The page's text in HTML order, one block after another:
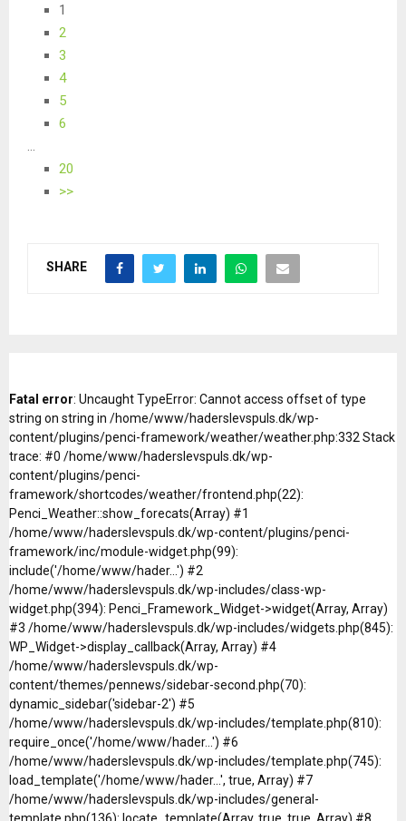
1
2
3
4
5
6
20
>>
SHARE
Fatal error: Uncaught TypeError: Cannot access offset of type
string on string in /home/www/haderslevspuls.dk/wp-
content/plugins/penci-framework/weather/weather.php:332 Stack
trace: #0 /home/www/haderslevspuls.dk/wp-
content/plugins/penci-
framework/shortcodes/weather/frontend.php(22):
Penci_Weather::show_forecats(Array) #1
/home/www/haderslevspuls.dk/wp-content/plugins/penci-
framework/inc/module-widget.php(99):
include('/home/www/hader...') #2
/home/www/haderslevspuls.dk/wp-includes/class-wp-
widget.php(394): Penci_Framework_Widget->widget(Array, Array)
#3 /home/www/haderslevspuls.dk/wp-includes/widgets.php(845):
WP_Widget->display_callback(Array, Array) #4
/home/www/haderslevspuls.dk/wp-
content/themes/pennews/sidebar-second.php(70):
dynamic_sidebar('sidebar-2') #5
/home/www/haderslevspuls.dk/wp-includes/template.php(810):
require_once('/home/www/hader...') #6
/home/www/haderslevspuls.dk/wp-includes/template.php(745):
load_template('/home/www/hader...', true, Array) #7
/home/www/haderslevspuls.dk/wp-includes/general-
template.php(136): locate_template(Array, true, true, Array) #8